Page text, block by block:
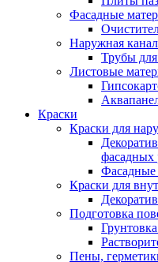
Фасадные
Наружная
Трубы
Листовые
Краски
Краски для
фасадных
Фасадные
Краски для
Подготовка
Пены,